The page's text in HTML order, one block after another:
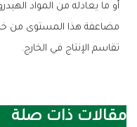
مضاعفة هذا المستوى من
تقاسم الإنتاج في الخارج.
مقالات ذات صلة